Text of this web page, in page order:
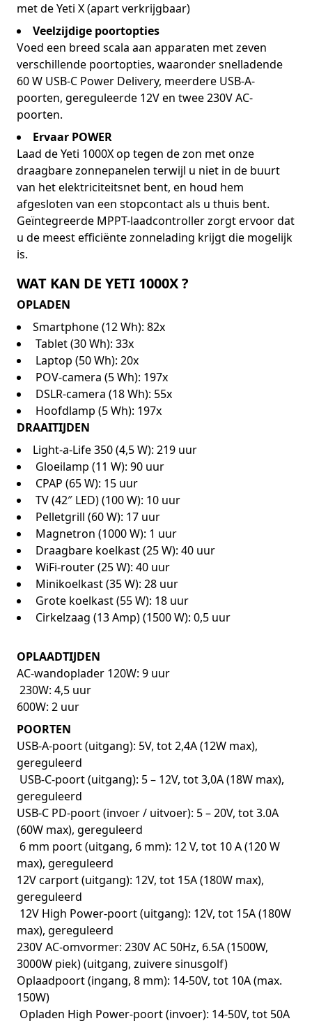
met de Yeti X (apart verkrijgbaar)
Veelzijdige poortopties
Voed een breed scala aan apparaten met zeven
verschillende poortopties, waaronder snelladende
60 W USB-C Power Delivery, meerdere USB-A-
poorten, gereguleerde 12V en twee 230V AC-
poorten.
Ervaar POWER
Laad de Yeti 1000X op tegen de zon met onze
draagbare zonnepanelen terwijl u niet in de buurt
van het elektriciteitsnet bent, en houd hem
afgesloten van een stopcontact als u thuis bent.
Geïntegreerde MPPT-laadcontroller zorgt ervoor dat
u de meest efficiënte zonnelading krijgt die mogelijk
is.
WAT KAN DE YETI 1000X ?
OPLADEN
Smartphone (12 Wh): 82x
Tablet (30 Wh): 33x
Laptop (50 Wh): 20x
POV-camera (5 Wh): 197x
DSLR-camera (18 Wh): 55x
Hoofdlamp (5 Wh): 197x
DRAAITIJDEN
Light-a-Life 350 (4,5 W): 219 uur
Gloeilamp (11 W): 90 uur
CPAP (65 W): 15 uur
TV (42″ LED) (100 W): 10 uur
Pelletgrill (60 W): 17 uur
Magnetron (1000 W): 1 uur
Draagbare koelkast (25 W): 40 uur
WiFi-router (25 W): 40 uur
Minikoelkast (35 W): 28 uur
Grote koelkast (55 W): 18 uur
Cirkelzaag (13 Amp) (1500 W): 0,5 uur
OPLAADTIJDEN
AC-wandoplader 120W: 9 uur
230W: 4,5 uur
600W: 2 uur
POORTEN
USB-A-poort (uitgang): 5V, tot 2,4A (12W max),
gereguleerd
USB-C-poort (uitgang): 5 – 12V, tot 3,0A (18W max),
gereguleerd
USB-C PD-poort (invoer / uitvoer): 5 – 20V, tot 3.0A
(60W max), gereguleerd
6 mm poort (uitgang, 6 mm): 12 V, tot 10 A (120 W
max), gereguleerd
12V carport (uitgang): 12V, tot 15A (180W max),
gereguleerd
12V High Power-poort (uitgang): 12V, tot 15A (180W
max), gereguleerd
230V AC-omvormer: 230V AC 50Hz, 6.5A (1500W,
3000W piek) (uitgang, zuivere sinusgolf)
Oplaadpoort (ingang, 8 mm): 14-50V, tot 10A (max.
150W)
Opladen High Power-poort (invoer): 14-50V, tot 50A